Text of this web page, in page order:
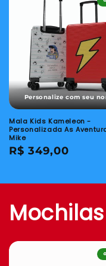
Personalize com seu
Mala Kids Kameleon -
Personalizada As
Mike
Preço
R$ 349,00
Mochilas